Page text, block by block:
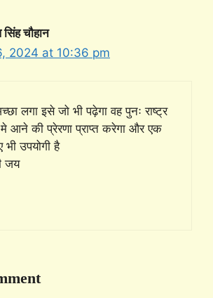
चौहान
2024 at 10:36 pm
लगा इसे जो भी पढ़ेगा वह पुनः राष्ट्र
मे आने की प्रेरणा प्राप्त करेगा और एक
उपयोगी है
जय